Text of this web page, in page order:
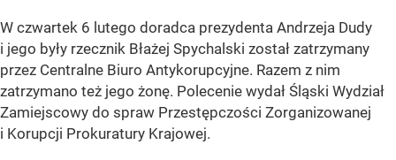
W czwartek 6 lutego doradca prezydenta Andrzeja Dudy
i jego były rzecznik Błażej Spychalski został zatrzymany
przez Centralne Biuro Antykorupcyjne. Razem z nim
zatrzymano też jego żonę. Polecenie wydał Śląski Wydział
Zamiejscowy do spraw Przestępczości Zorganizowanej
i Korupcji Prokuratury Krajowej.